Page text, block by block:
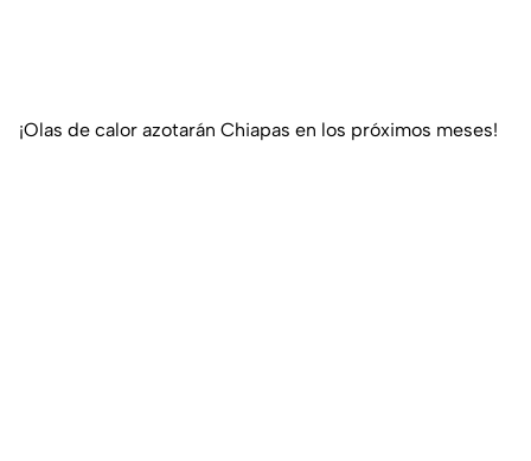
¡Olas de calor azotarán Chiapas en los próximos meses!